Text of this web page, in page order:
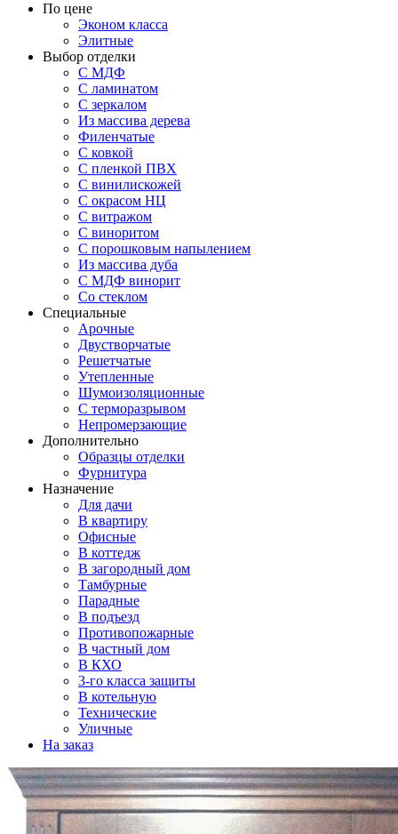
По цене
Эконом класса
Элитные
Выбор отделки
С МДФ
С ламинатом
С зеркалом
Из массива дерева
Филенчатые
С ковкой
С пленкой ПВХ
С винилискожей
С окрасом НЦ
С витражом
С виноритом
С порошковым напылением
Из массива дуба
С МДФ винорит
Со стеклом
Специальные
Арочные
Двустворчатые
Решетчатые
Утепленные
Шумоизоляционные
С терморазрывом
Непромерзающие
Дополнительно
Образцы отделки
Фурнитура
Назначение
Для дачи
В квартиру
Офисные
В коттедж
В загородный дом
Тамбурные
Парадные
В подъезд
Противопожарные
В частный дом
В КХО
3-го класса защиты
В котельную
Технические
Уличные
На заказ